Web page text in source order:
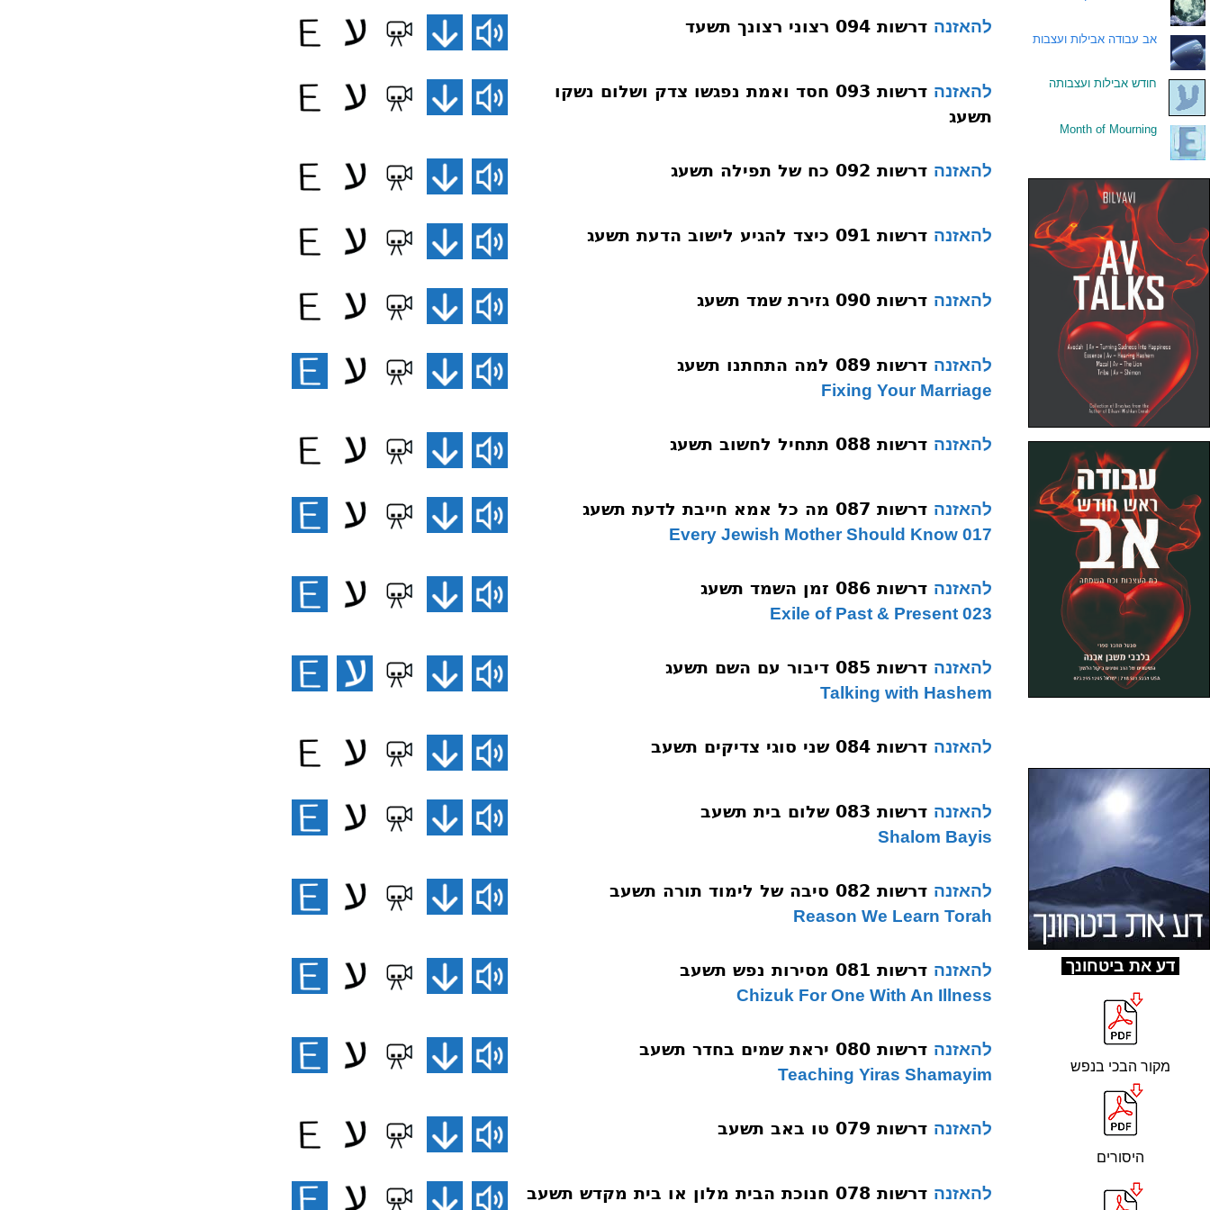
להאזנה דרשות 094 רצוני רצונך תשעד
להאזנה
דרשות 093 חסד ואמת נפגשו צדק ושלום נשקו
תשעג
להאזנה דרשות 092 כח של תפילה תשעג
להאזנה דרשות 091 כיצד להגיע לישוב הדעת תשעג
להאזנה דרשות 090 גזירת שמד תשעג
להאזנה דרשות 089 למה התחתנו תשעג
Fixing Your Marriage
להאזנה דרשות 088 תתחיל לחשוב תשעג
להאזנה דרשות 087 מה כל אמא חייבת לדעת תשעג
017 Every Jewish Mother Should Know
להאזנה דרשות 086 זמן השמד תשעג
023 Exile of Past & Present
להאזנה דרשות 085 דיבור עם השם תשעג
Talking with Hashem
להאזנה דרשות 084 שני סוגי צדיקים תשעב
להאזנה דרשות 083 שלום בית תשעב
Shalom Bayis
להאזנה דרשות 082 סיבה של לימוד תורה תשעב
Reason We Learn Torah
להאזנה דרשות 081 מסירות נפש תשעב
Chizuk For One With An Illness
להאזנה דרשות 080 יראת שמים בחדר תשעב
Teaching Yiras Shamayim
להאזנה דרשות 079 טו באב תשעב
להאזנה דרשות 078 חנוכת הבית מלון או בית מקדש תשעב
אב עבודה אבילות ועצבות
חודש אבילות ועצבותה
Month of Mourning
דע את ביטחונך
מקור הבכי בנפש
היסורים